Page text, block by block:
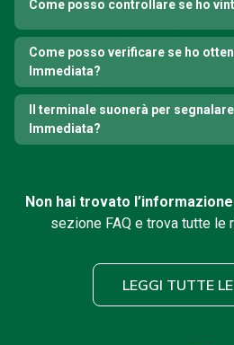
Come posso controllare se ho
Come posso verificare se ho
Immediata?
Il terminale suonerà per
Immediata?
Non hai trovato
sezione FAQ e trova tutte le
LEGGI TUTTE